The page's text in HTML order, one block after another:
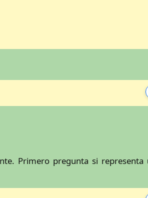
Primero pregunta si representa